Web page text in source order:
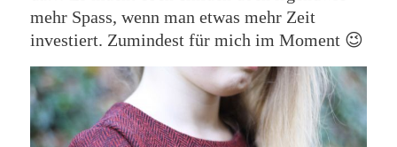
mehr Spass, wenn man etwas mehr Zeit
investiert. Zumindest für mich im Moment 😉